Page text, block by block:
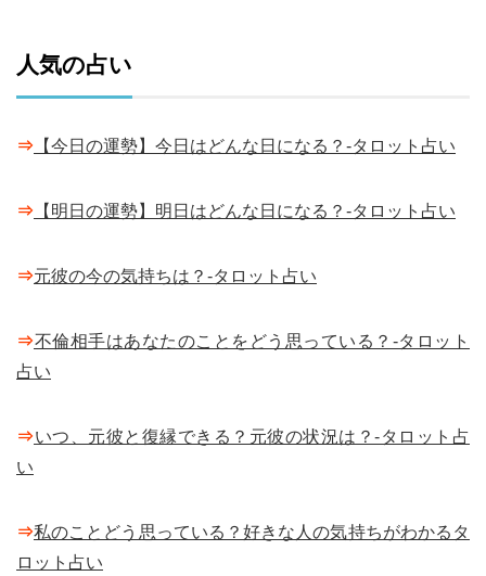
人気の占い
⇒ 【今日の運勢】今日はどんな日になる？-タロット占い
⇒ 【明日の運勢】明日はどんな日になる？-タロット占い
⇒元彼の今の気持ちは？-タロット占い
⇒不倫相手はあなたのことをどう思っている？-タロット
占い
⇒いつ、元彼と復縁できる？元彼の状況は？-タロット占
い
⇒私のことどう思っている？好きな人の気持ちがわかるタ
ロット占い